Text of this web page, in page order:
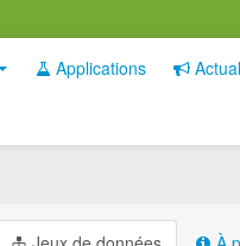
Applications